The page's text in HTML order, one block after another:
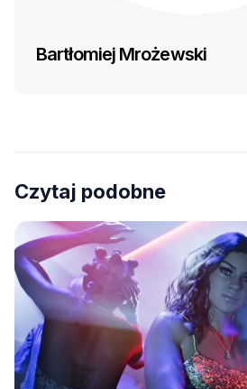
Bartłomiej Mrożewski
Czytaj podobne